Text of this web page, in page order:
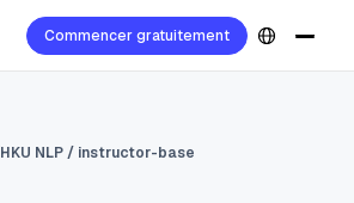
Commencer gratuitement
HKU NLP / instructor-base